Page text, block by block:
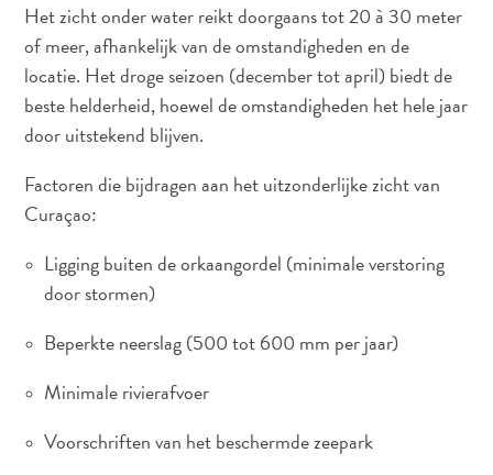
Het zicht onder water reikt doorgaans tot 20 à 30 meter
of meer, afhankelijk van de omstandigheden en de
locatie. Het droge seizoen (december tot april) biedt de
beste helderheid, hoewel de omstandigheden het hele jaar
door uitstekend blijven.
Factoren die bijdragen aan het uitzonderlijke zicht van
Curaçao:
Ligging buiten de orkaangordel (minimale verstoring
door stormen)
Beperkte neerslag (500 tot 600 mm per jaar)
Minimale rivierafvoer
Voorschriften van het beschermde zeepark